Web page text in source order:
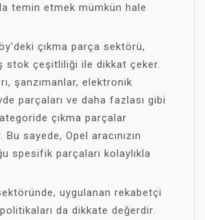
temin etmek mümkün hale
çıkma parça sektörü,
stok çeşitliliği ile dikkat çeker.
şanzımanlar, elektronik
parçaları ve daha fazlası gibi
çıkma parçalar
Bu sayede, Opel aracınızın
spesifik parçaları kolaylıkla
uygulanan rekabetçi
da dikkate değerdir.